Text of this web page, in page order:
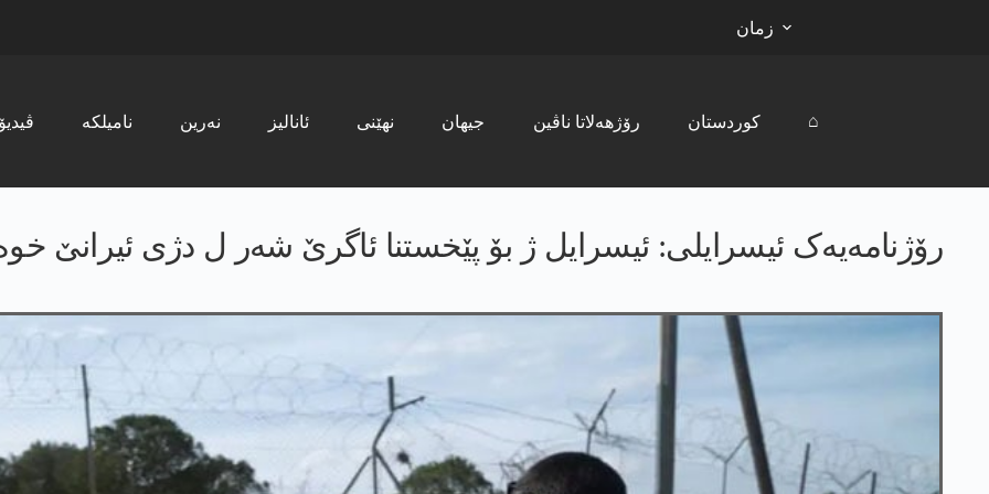
زمان
ڤیدیۆ نامیلکە نەرین ئانالیز نھێنی جیھان رۆژھەلاتا ناڤین کوردستان ⌂
رۆژنامەیەک ئیسرایلی: ئیسرایل ژ بۆ پێخستنا ئاگرێ شەر ل دژی ئیرانێ